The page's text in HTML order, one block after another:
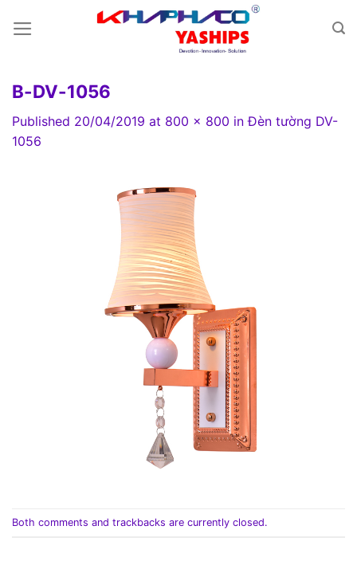
B-DV-1056
Published 20/04/2019 at 800 × 800 inĐèn tường DV-
1056
Both comments and trackbacks are currently closed.